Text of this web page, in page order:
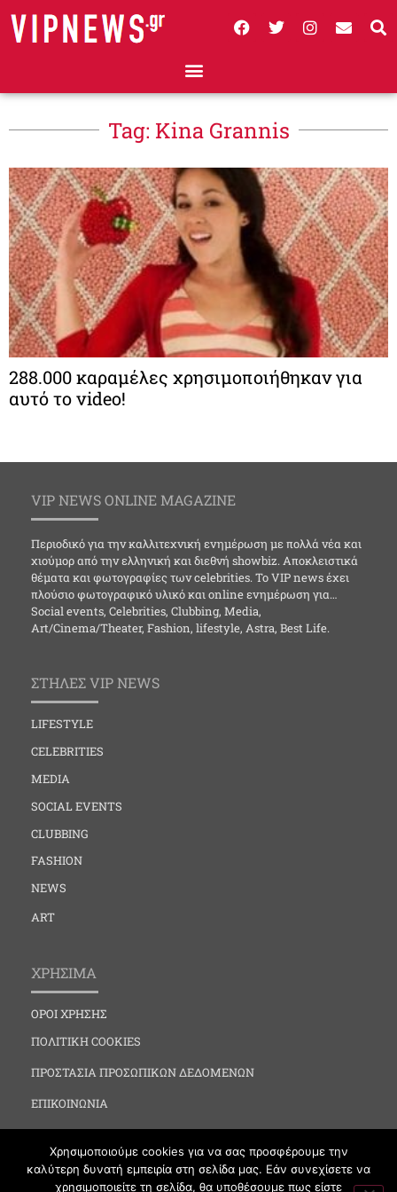
Tag: Kina Grannis
288.000 καραμέλες χρησιμοποιήθηκαν για
αυτό το video!
VIP NEWS ONLINE MAGAZINE
Περιοδικό για την καλλιτεχνική ενημέρωση με πολλά νέα και
χιούμορ από την ελληνική και διεθνή showbiz. Αποκλειστικά
θέματα και φωτογραφίες των celebrities. Το VIP news έχει
πλούσιο φωτογραφικό υλικό και online ενημέρωση για…
Social events, Celebrities, Clubbing, Media,
Art/Cinema/Theater, Fashion, lifestyle, Astra, Best Life.
ΣΤΗΛΕΣ VIP NEWS
LIFESTYLE
CELEBRITIES
MEDIA
SOCIAL EVENTS
CLUBBING
FASHION
NEWS
ART
ΧΡΗΣΙΜΑ
ΟΡΟΙ ΧΡΗΣΗΣ
ΠΟΛΙΤΙΚΗ COOKIES
ΠΡΟΣΤΑΣΙΑ ΠΡΟΣΩΠΙΚΩΝ ΔΕΔΟΜΕΝΩΝ
ΕΠΙΚΟΙΝΩΝΙΑ
Χρησιμοποιούμε cookies για να σας προσφέρουμε την
καλύτερη δυνατή εμπειρία στη σελίδα μας. Εάν συνεχίσετε να
χρησιμοποιείτε τη σελίδα, θα υποθέσουμε πως είστε